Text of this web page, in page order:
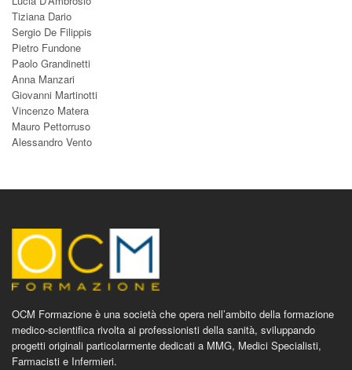
Tiziana Dario
Sergio De Filippis
Pietro Fundone
Paolo Grandinetti
Anna Manzari
Giovanni Martinotti
Vincenzo Matera
Mauro Pettorruso
Alessandro Vento
OCM Formazione è una società che opera nell’ambito della formazione
medico-scientifica rivolta ai professionisti della sanità, sviluppando
progetti originali particolarmente dedicati a MMG, Medici Specialisti,
Farmacisti e Infermieri.